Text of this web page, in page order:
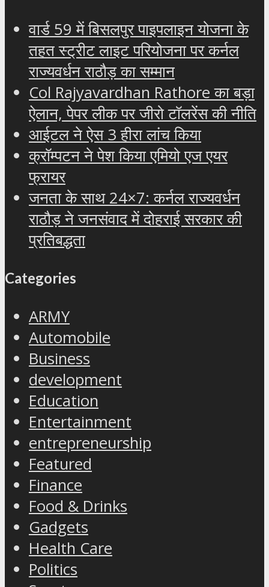
वार्ड 59 में बिसलपुर पाइपलाइन योजना के
तहत स्ट्रीट लाइट परियोजना पर कर्नल
राज्यवर्धन राठौड़ का सम्मान
Col Rajyavardhan Rathore का बड़ा
ऐलान, पेपर लीक पर जीरो टॉलरेंस की नीति
आईटल ने ऐस 3 हीरा लांच किया
क्रॉम्पटन ने पेश किया एमियो एज एयर
फ्रायर
जनता के साथ 24×7: कर्नल राज्यवर्धन
राठौड़ ने जनसंवाद में दोहराई सरकार की
प्रतिबद्धता
Categories
ARMY
Automobile
Business
development
Education
Entertainment
entrepreneurship
Featured
Finance
Food & Drinks
Gadgets
Health Care
Politics